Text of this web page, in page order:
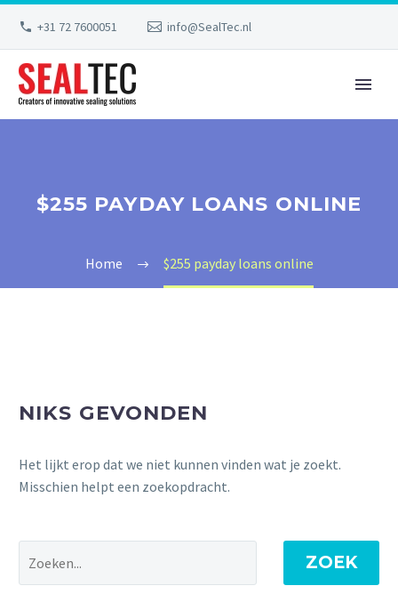
+31 72 7600051 info@SealTec.nl
$255 PAYDAY LOANS ONLINE
Home $255 payday loans online
NIKS GEVONDEN
Het lijkt erop dat we niet kunnen vinden wat je zoekt.
Misschien helpt een zoekopdracht.
ZOEK